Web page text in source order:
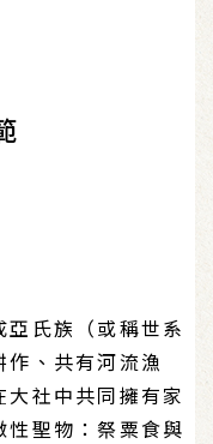
氏族（或稱世系
、共有河流漁
社中共同擁有家
聖物：祭粟食與